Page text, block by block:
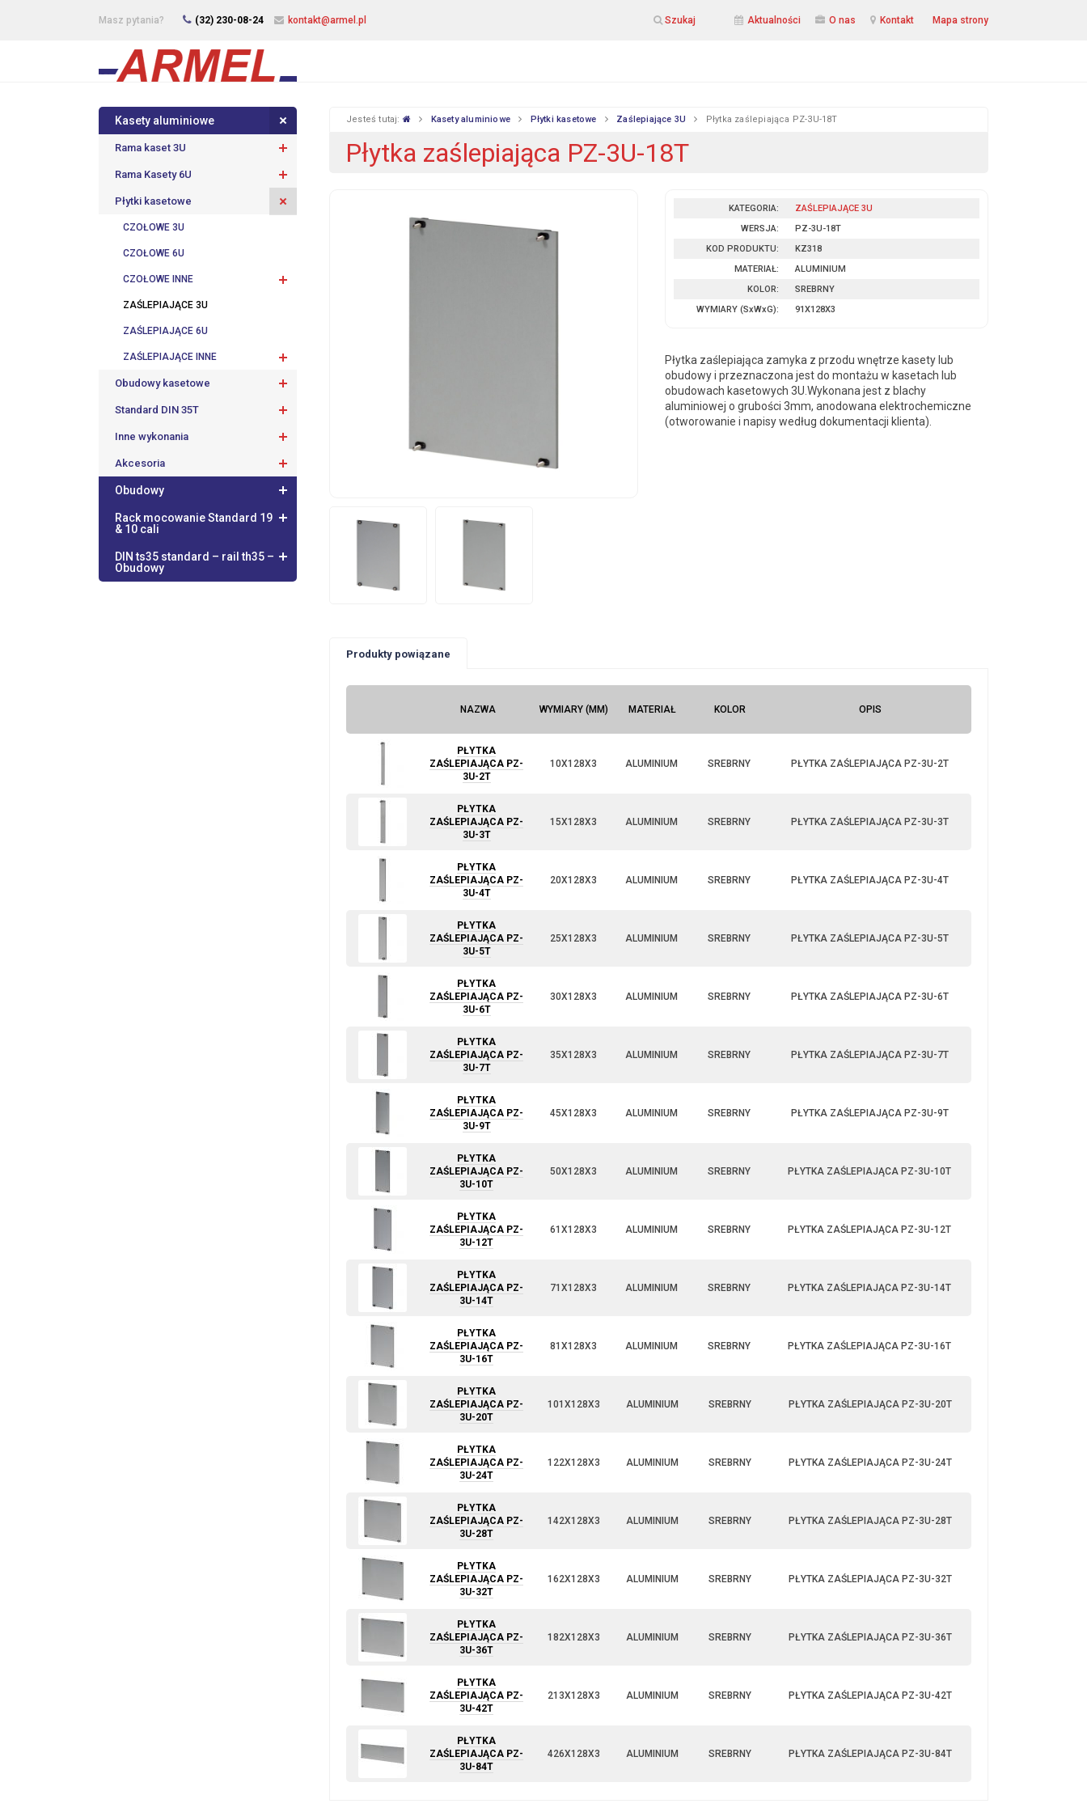
Masz pytania? (32) 230-08-24 kontakt@armel.pl Szukaj Aktualności O nas Kontakt Mapa strony
Kasety aluminiowe
Rama kaset 3U
Rama Kasety 6U
Płytki kasetowe
CZOŁOWE 3U
CZOŁOWE 6U
CZOŁOWE INNE
ZAŚLEPIAJĄCE 3U
ZAŚLEPIAJĄCE 6U
ZAŚLEPIAJĄCE INNE
Obudowy kasetowe
Standard DIN 35T
Inne wykonania
Akcesoria
Obudowy
Rack mocowanie Standard 19
& 10 cali
DIN ts35 standard – rail th35 –
Obudowy
Jesteś tutaj: Kasety aluminiowe Płytki kasetowe Zaślepiające 3U Płytka zaślepiająca PZ-3U-18T
Płytka zaślepiająca PZ-3U-18T
KATEGORIA:
ZAŚLEPIAJĄCE 3U
WERSJA:
PZ-3U-18T
KOD PRODUKTU:
KZ318
MATERIAŁ:
ALUMINIUM
KOLOR:
SREBRNY
WYMIARY (SxWxG): 91X128X3
Płytka zaślepiająca zamyka z przodu wnętrze kasety lub
obudowy i przeznaczona jest do montażu w kasetach lub
obudowach kasetowych 3U.Wykonana jest z blachy
aluminiowej o grubości 3mm, anodowana elektrochemiczne
(otworowanie i napisy według dokumentacji klienta).
Produkty powiązane
NAZWA WYMIARY (MM) MATERIAŁ KOLOR OPIS
PŁYTKA
ZAŚLEPIAJĄCA PZ-
3U-2T
10X128X3 ALUMINIUM SREBRNY PŁYTKA ZAŚLEPIAJĄCA PZ-3U-2T
PŁYTKA
ZAŚLEPIAJĄCA PZ-
3U-3T
15X128X3 ALUMINIUM SREBRNY PŁYTKA ZAŚLEPIAJĄCA PZ-3U-3T
PŁYTKA
ZAŚLEPIAJĄCA PZ-
3U-4T
20X128X3 ALUMINIUM SREBRNY PŁYTKA ZAŚLEPIAJĄCA PZ-3U-4T
PŁYTKA
ZAŚLEPIAJĄCA PZ-
3U-5T
25X128X3 ALUMINIUM SREBRNY PŁYTKA ZAŚLEPIAJĄCA PZ-3U-5T
PŁYTKA
ZAŚLEPIAJĄCA PZ-
3U-6T
30X128X3 ALUMINIUM SREBRNY PŁYTKA ZAŚLEPIAJĄCA PZ-3U-6T
PŁYTKA
ZAŚLEPIAJĄCA PZ-
3U-7T
35X128X3 ALUMINIUM SREBRNY PŁYTKA ZAŚLEPIAJĄCA PZ-3U-7T
PŁYTKA
ZAŚLEPIAJĄCA PZ-
3U-9T
45X128X3 ALUMINIUM SREBRNY PŁYTKA ZAŚLEPIAJĄCA PZ-3U-9T
PŁYTKA
ZAŚLEPIAJĄCA PZ-
3U-10T
50X128X3 ALUMINIUM SREBRNY PŁYTKA ZAŚLEPIAJĄCA PZ-3U-10T
PŁYTKA
ZAŚLEPIAJĄCA PZ-
3U-12T
61X128X3 ALUMINIUM SREBRNY PŁYTKA ZAŚLEPIAJĄCA PZ-3U-12T
PŁYTKA
ZAŚLEPIAJĄCA PZ-
3U-14T
71X128X3 ALUMINIUM SREBRNY PŁYTKA ZAŚLEPIAJĄCA PZ-3U-14T
PŁYTKA
ZAŚLEPIAJĄCA PZ-
3U-16T
81X128X3 ALUMINIUM SREBRNY PŁYTKA ZAŚLEPIAJĄCA PZ-3U-16T
PŁYTKA
ZAŚLEPIAJĄCA PZ-
3U-20T
101X128X3 ALUMINIUM SREBRNY PŁYTKA ZAŚLEPIAJĄCA PZ-3U-20T
PŁYTKA
ZAŚLEPIAJĄCA PZ-
3U-24T
122X128X3 ALUMINIUM SREBRNY PŁYTKA ZAŚLEPIAJĄCA PZ-3U-24T
PŁYTKA
ZAŚLEPIAJĄCA PZ-
3U-28T
142X128X3 ALUMINIUM SREBRNY PŁYTKA ZAŚLEPIAJĄCA PZ-3U-28T
PŁYTKA
ZAŚLEPIAJĄCA PZ-
3U-32T
162X128X3 ALUMINIUM SREBRNY PŁYTKA ZAŚLEPIAJĄCA PZ-3U-32T
PŁYTKA
ZAŚLEPIAJĄCA PZ-
3U-36T
182X128X3 ALUMINIUM SREBRNY PŁYTKA ZAŚLEPIAJĄCA PZ-3U-36T
PŁYTKA
ZAŚLEPIAJĄCA PZ-
3U-42T
213X128X3 ALUMINIUM SREBRNY PŁYTKA ZAŚLEPIAJĄCA PZ-3U-42T
PŁYTKA
ZAŚLEPIAJĄCA PZ-
3U-84T
426X128X3 ALUMINIUM SREBRNY PŁYTKA ZAŚLEPIAJĄCA PZ-3U-84T